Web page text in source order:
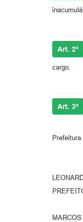
Art. 2º
cargo.
Art. 3º
Prefeitura